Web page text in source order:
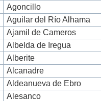
Agoncillo
Aguilar del Río Alhama
Ajamil de Cameros
Albelda de Iregua
Alberite
Alcanadre
Aldeanueva de Ebro
Alesanco